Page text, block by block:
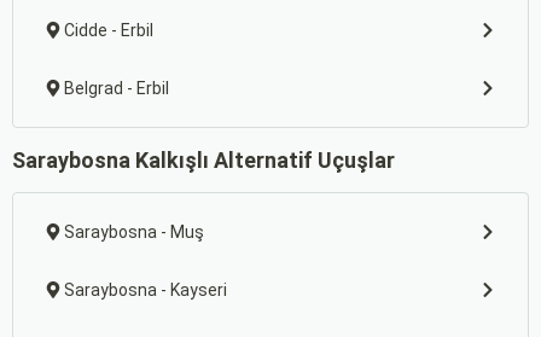
Cidde - Erbil
Belgrad - Erbil
Saraybosna Kalkışlı Alternatif Uçuşlar
Saraybosna - Muş
Saraybosna - Kayseri